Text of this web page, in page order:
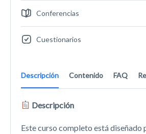
Descripción Contenido FAQ
Descripción
Este curso completo está diseñado
Conferencias
Cuestionarios